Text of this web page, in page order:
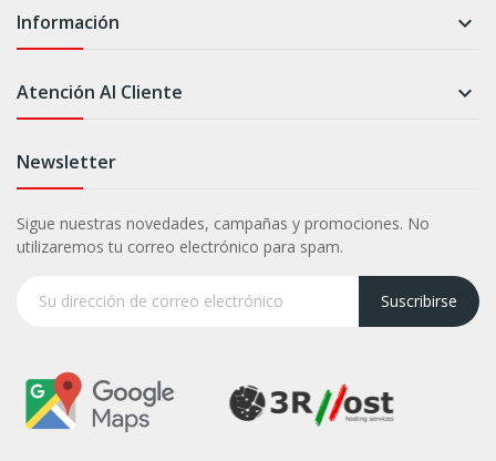
Información 
Atención Al Cliente 
Newsletter
Sigue nuestras novedades, campañas y promociones. No
utilizaremos tu correo electrónico para spam.
Suscribirse